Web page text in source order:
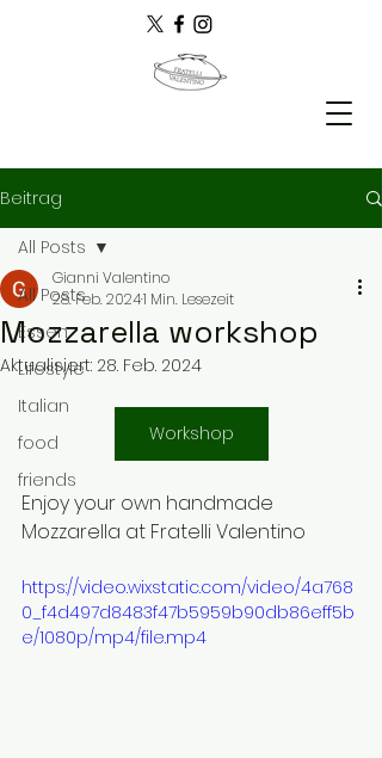
Beitrag
All Posts
Essen
Lifestyle
Italian
food
friends
All Posts
Mozzarella workshop
Gianni Valentino
28. Feb. 20241 Min. Lesezeit
Aktualisiert: 28. Feb. 2024
Workshop
Enjoy your own handmade
Mozzarella at Fratelli Valentino
https://video.wixstatic.com/video/4a768
0_f4d497d8483f47b5959b90db86eff5b
e/1080p/mp4/file.mp4